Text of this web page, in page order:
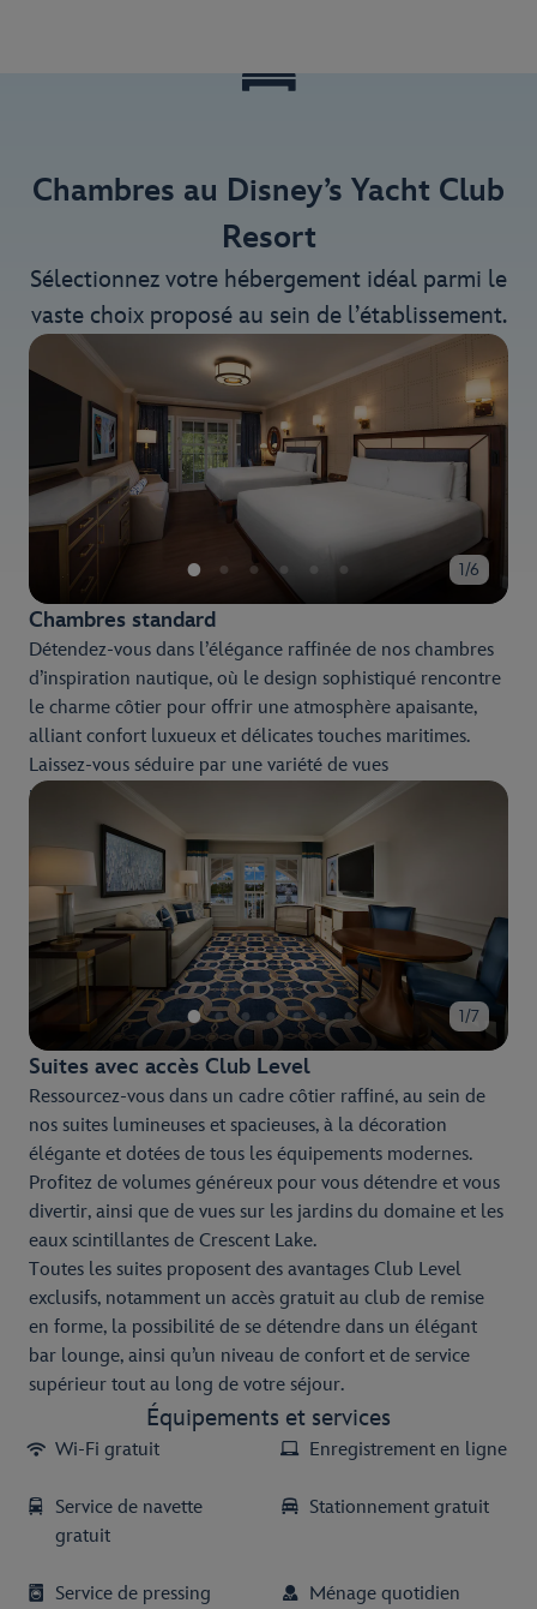
Chambres au Disney’s Yacht Club
Resort
Sélectionnez votre hébergement idéal parmi le
vaste choix proposé au sein de l’établissement.
1/6
Chambres standard
Détendez‑vous dans l’élégance raffinée de nos chambres
d’inspiration nautique, où le design sophistiqué rencontre
le charme côtier pour offrir une atmosphère apaisante,
alliant confort luxueux et délicates touches maritimes.
Laissez-vous séduire par une variété de vues
panoramiques, du Crescent Lake, d’une superficie de 10
hectares, aux magnifiques jardins.
1/7
Suites avec accès Club Level
Ressourcez-vous dans un cadre côtier raffiné, au sein de
nos suites lumineuses et spacieuses, à la décoration
élégante et dotées de tous les équipements modernes.
Profitez de volumes généreux pour vous détendre et vous
divertir, ainsi que de vues sur les jardins du domaine et les
eaux scintillantes de Crescent Lake.
Toutes les suites proposent des avantages Club Level
exclusifs, notamment un accès gratuit au club de remise
en forme, la possibilité de se détendre dans un élégant
bar lounge, ainsi qu’un niveau de confort et de service
supérieur tout au long de votre séjour.
Équipements et services
Wi-Fi gratuit Enregistrement en ligne
Service de navette
gratuit
Stationnement gratuit
Service de pressing Ménage quotidien